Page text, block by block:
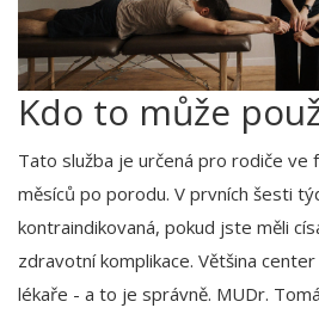
Kdo to může
Tato služba je určená pro rodiče ve
měsíců po porodu. V prvních šesti
kontraindikovaná, pokud jste měli
zdravotní komplikace. Většina
lékaře - a to je správně. MUDr.